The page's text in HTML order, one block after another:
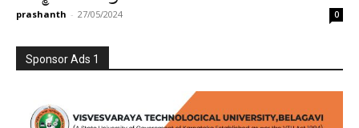
prashanth - 27/05/2024 0
Sponsor Ads 1